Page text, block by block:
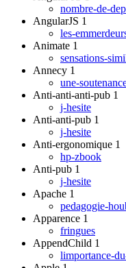
nombre-de-
AngularJS 1
les-
Animate 1
sensations-
Annecy 1
une-
Anti-anti-anti-pub 1
j-hesite
Anti-anti-pub 1
j-hesite
Anti-ergonomique 1
hp-zbook
Anti-pub 1
j-hesite
Apache 1
pedagogie-
Apparence 1
fringues
AppendChild 1
limportance-